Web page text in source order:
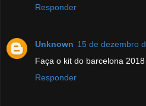
Responder
Unknown 15 de dezembro
Faça o kit do barcelona 2018
Responder